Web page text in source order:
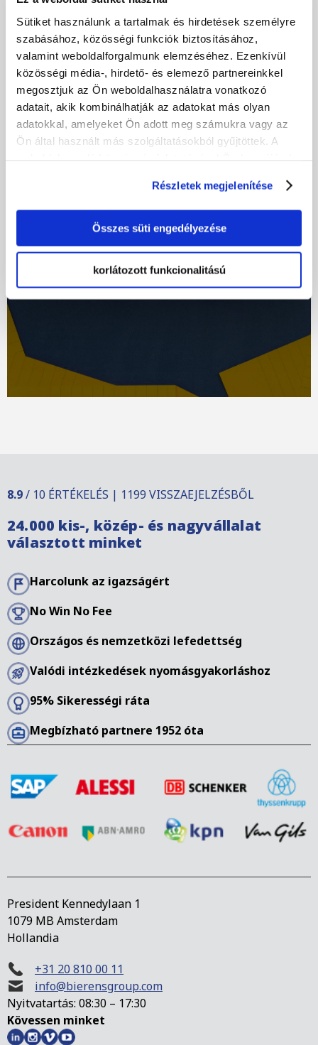
Sütiket használunk a tartalmak és hirdetések személyre
szabásához, közösségi funkciók biztosításához,
valamint weboldalforgalmunk elemzéséhez. Ezenkívül
közösségi média-, hirdető- és elemező partnereinkkel
megosztjuk az Ön weboldalhasználatra vonatkozó
adatait, akik kombinálhatják az adatokat más olyan
adatokkal, amelyeket Ön adott meg számukra vagy az
Ön által használt más szolgáltatásokból gyűjtöttek. A
Részletek megjelenítése
Összes süti engedélyezése
korlátozott funkcionalitású
Adósságbehajtás
Lengyelországban
A kommunikáció nem mindig
olyan egyszerű
8.9/ 10 ÉRTÉKELÉS | 1199 VISSZAEJELZÉSBŐL
24.000 kis-, közép- és nagyvállalat
választott minket
Harcolunk az igazságért
No Win No Fee
Országos és nemzetközi lefedettség
Valódi intézkedések nyomásgyakorláshoz
95% Sikerességi ráta
Megbízható partnere 1952 óta
President Kennedylaan 1
1079 MB Amsterdam
Hollandia
+31 20 810 00 11
info@bierensgroup.com
Nyitvatartás: 08:30 – 17:30
Kövessen minket